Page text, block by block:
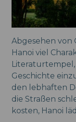
Abgesehen von
Hanoi viel
Literaturtempel,
Geschichte
den lebhaften
die Straßen
kosten, Hanoi